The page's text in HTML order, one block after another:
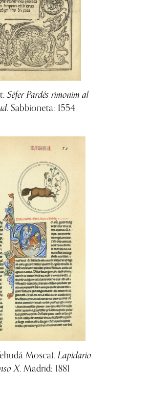
Séfer Pardés rimonim al
. Sabbioneta: 1554
Mosca). Lapidario
X. Madrid: 1881